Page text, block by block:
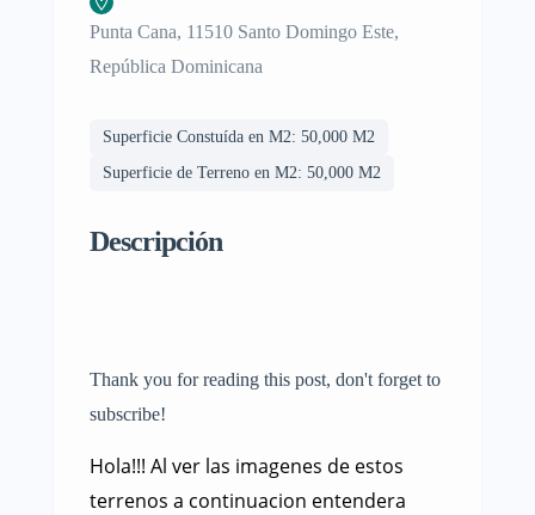
Punta Cana, 11510 Santo Domingo Este,
República Dominicana
Superficie Constuída en M2: 50,000 M2
Superficie de Terreno en M2: 50,000 M2
Descripción
Thank you for reading this post, don't forget to
subscribe!
Hola!!! Al ver las imagenes de estos
terrenos a continuacion entendera